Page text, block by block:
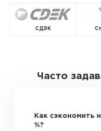
СДЭК
Часто
Как сэкономить
%?